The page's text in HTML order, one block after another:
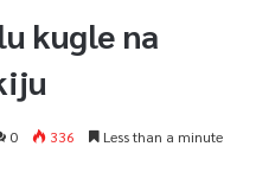
kugle na
0 336 Less than a minute